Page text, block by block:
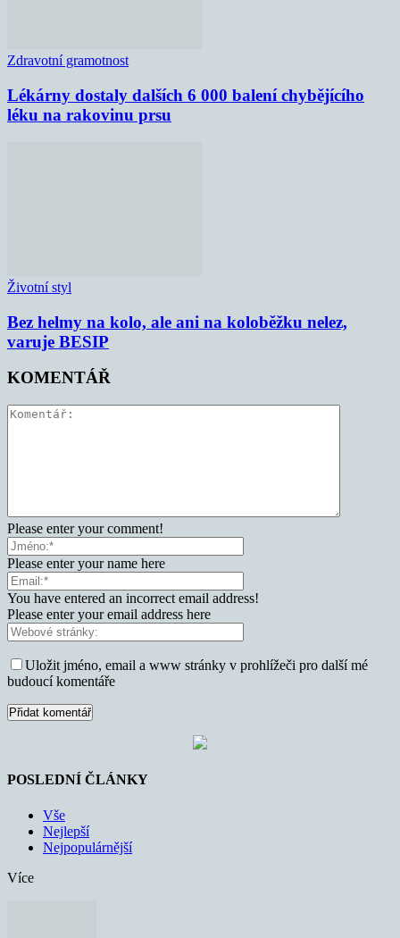
Zdravotní gramotnost
Lékárny dostaly dalších 6 000 balení chybějícího
léku na rakovinu prsu
Životní styl
Bez helmy na kolo, ale ani na koloběžku nelez,
varuje BESIP
KOMENTÁŘ
Please enter your comment!
Please enter your name here
You have entered an incorrect email address!
Please enter your email address here
Uložit jméno, email a www stránky v prohlížeči pro další mé
budoucí komentáře
POSLEDNÍ ČLÁNKY
Vše
Nejlepší
Nejpopulárnější
Více